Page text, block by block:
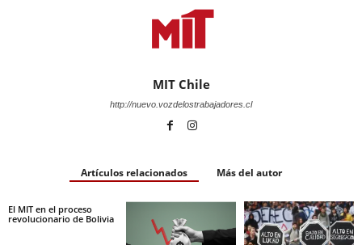
MIT Chile
http://nuevo.vozdelostrabajadores.cl
Artículos relacionados Más del autor
El MIT en el proceso
revolucionario de Bolivia